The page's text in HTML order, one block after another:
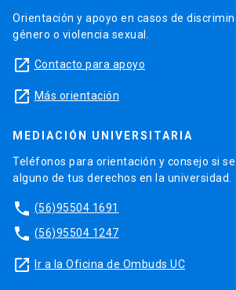
Orientación y apoyo en casos de
género o violencia sexual.
launch Contacto para apoyo
launch Más orientación
MEDIACIÓN UNIVERSITARIA
Teléfonos para orientación y consejo si
alguno de tus derechos en la universidad.
phone (56)95504 1691
phone (56)95504 1247
launch Ir a la Oficina de Ombuds UC